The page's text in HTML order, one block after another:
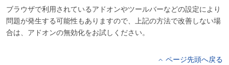
ブラウザで利用されているアドオンやツールバーなどの設定により
問題が発生する可能性もありますので、上記の方法で改善しない場
合は、アドオンの無効化をお試しください。
ページ先頭へ戻る